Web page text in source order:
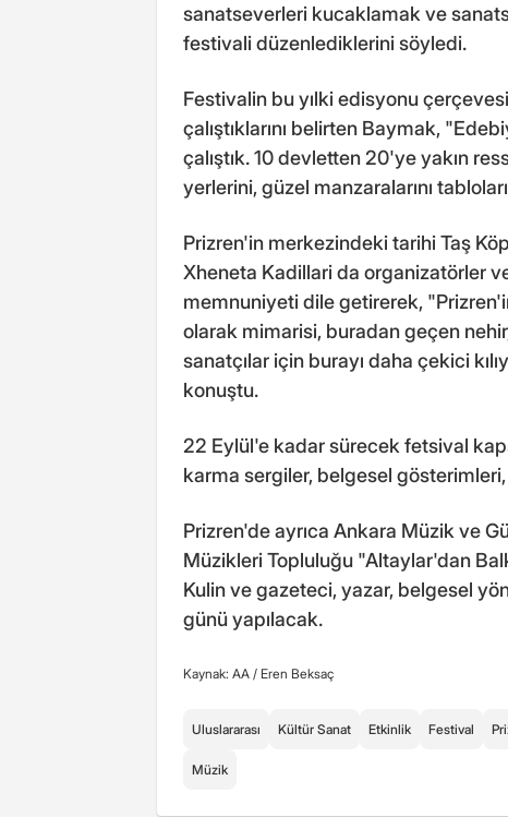
sanatseverleri kucaklamak ve
festivali düzenlediklerini söyledi.
Festivalin bu yılki edisyonu
çalıştıklarını belirten Baymak,
çalıştık. 10 devletten 20'ye yakın
yerlerini, güzel manzaralarını
Prizren'in merkezindeki tarihi Taş
Xheneta Kadillari da organizatörler
memnuniyeti dile getirerek,
olarak mimarisi, buradan geçen
sanatçılar için burayı daha çekici
konuştu.
22 Eylül'e kadar sürecek fetsival
karma sergiler, belgesel
Prizren'de ayrıca Ankara Müzik ve
Müzikleri Topluluğu "Altaylar'dan
Kulin ve gazeteci, yazar, belgesel
günü yapılacak.
Kaynak: AA / Eren Beksaç
Uluslararası Kültür Sanat Etkinlik Festival
Müzik